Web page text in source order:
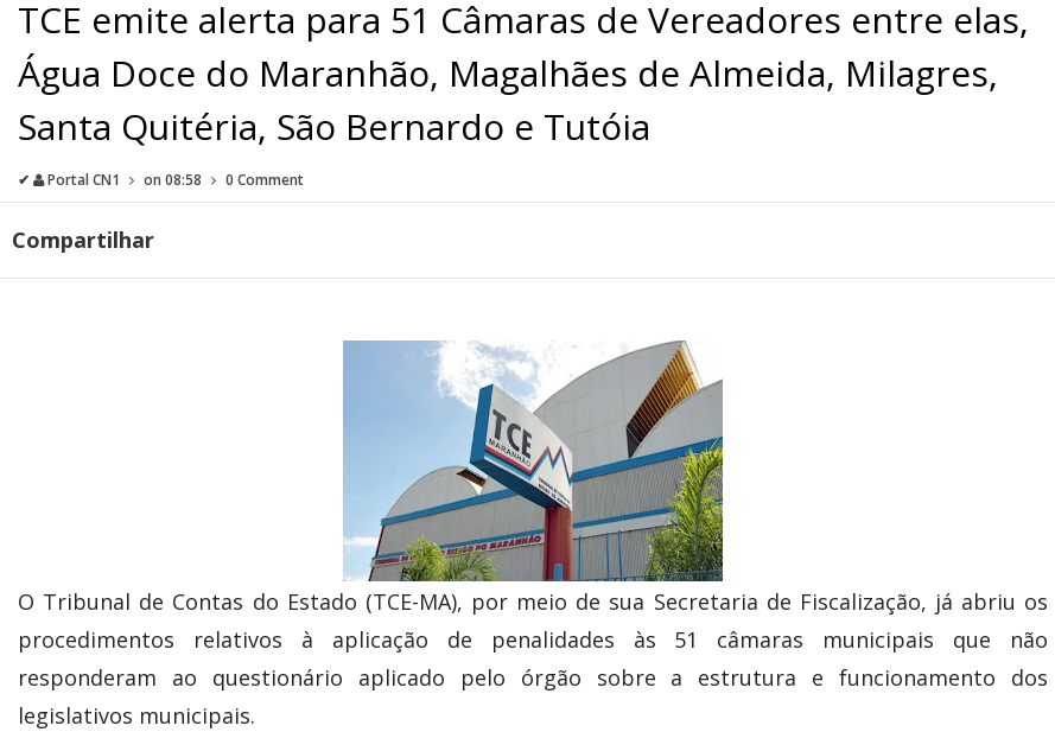
TCE emite alerta para 51 Câmaras de Vereadores entre elas,
Água Doce do Maranhão, Magalhães de Almeida, Milagres,
Santa Quitéria, São Bernardo e Tutóia
✔ Portal CN1 on 08:58 0 Comment
Compartilhar
O Tribunal de Contas do Estado (TCE-MA), por meio de sua Secretaria de Fiscalização, já abriu os
procedimentos relativos à aplicação de penalidades às 51 câmaras municipais que não
responderam ao questionário aplicado pelo órgão sobre a estrutura e funcionamento dos
legislativos municipais.